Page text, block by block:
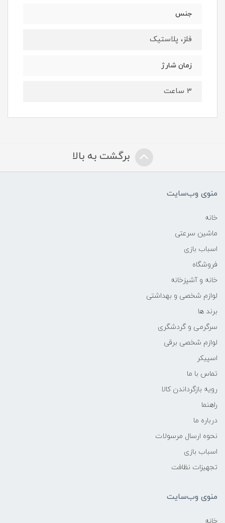
جنس
فلز، پلاستیک
زمان شارژ
3 ساعت
برگشت به بالا
منوی وب‌سایت
خانه
ماشین سرعتی
اسباب بازی
فروشگاه
خانه و آشپزخانه
لوازم شخصی و بهداشتی
برند ها
سرگرمی و گردشگری
لوازم شخصی برقی
اسپیکر
تماس با ما
رویه بازگرداندن کالا
راهنما
درباره ما
نحوه ارسال مرسولات
اسباب بازی
تجهیزات نظافت
منوی وب‌سایت